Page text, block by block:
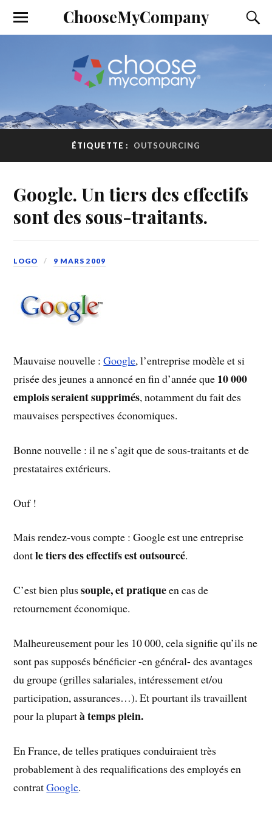
ChooseMyCompany
ÉTIQUETTE : OUTSOURCING
Google. Un tiers des effectifs
sont des sous-traitants.
LOGO 9 MARS 2009
Mauvaise nouvelle :Google, l’entreprise modèle et si
prisée des jeunes a annoncé en fin d’année que 10 000
emplois seraient supprimés, notamment du fait des
mauvaises perspectives économiques.
Bonne nouvelle : il ne s’agit que de sous-traitants et de
prestataires extérieurs.
Ouf !
Mais rendez-vous compte : Google est une entreprise
dontle tiers des effectifs est outsourcé.
C’est bien plussouple, et pratiqueen cas de
retournement économique.
Malheureusement pour les 10 000, cela signifie qu’ils ne
sont pas supposés bénéficier -en général- des avantages
du groupe (grilles salariales, intéressement et/ou
participation, assurances…). Et pourtant ils travaillent
pour la plupartà temps plein.
En France, de telles pratiques conduiraient très
probablement à des requalifications des employés en
contratGoogle.